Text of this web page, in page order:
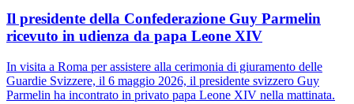
Il presidente della Confederazione Guy Parmelin
ricevuto in udienza da papa Leone XIV
In visita a Roma per assistere alla cerimonia di giuramento delle
Guardie Svizzere, il 6 maggio 2026, il presidente svizzero Guy
Parmelin ha incontrato in privato papa Leone XIV nella mattinata.